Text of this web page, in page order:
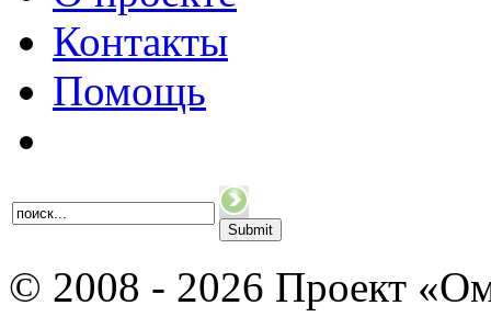
Контакты
Помощь
© 2008 - 2026 Проект